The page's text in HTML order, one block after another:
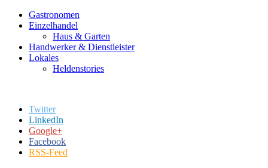
Gastronomen
Einzelhandel
Haus & Garten
Handwerker & Dienstleister
Lokales
Heldenstories
Twitter
LinkedIn
Google+
Facebook
RSS-Feed